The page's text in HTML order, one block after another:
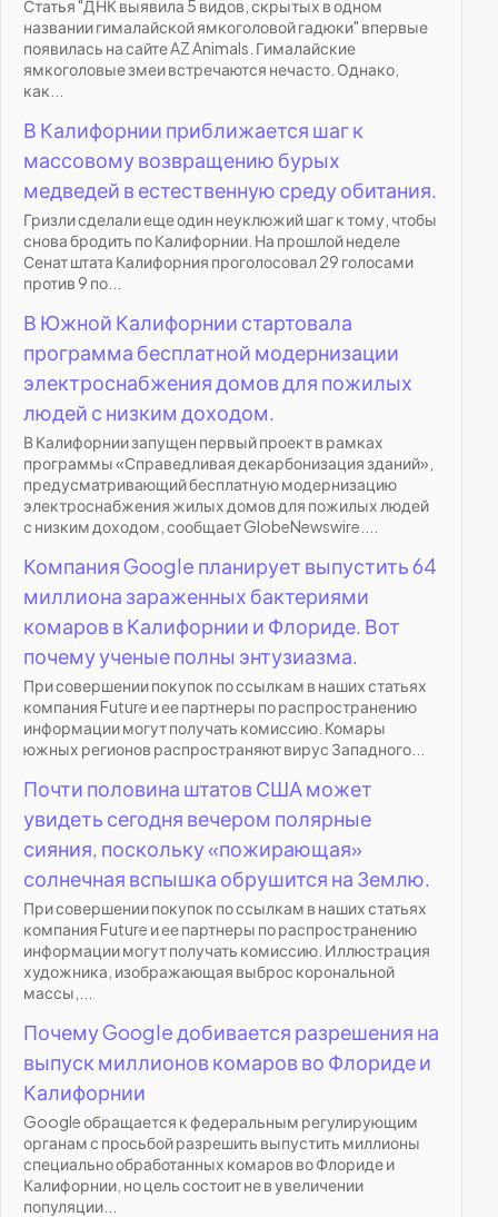
Статья "ДНК выявила 5 видов, скрытых в одном
названии гималайской ямкоголовой гадюки" впервые
появилась на сайте AZ Animals. Гималайские
ямкоголовые змеи встречаются нечасто. Однако,
как...
В Калифорнии приближается шаг к
массовому возвращению бурых
медведей в естественную среду обитания.
Гризли сделали еще один неуклюжий шаг к тому, чтобы
снова бродить по Калифорнии. На прошлой неделе
Сенат штата Калифорния проголосовал 29 голосами
против 9 по...
В Южной Калифорнии стартовала
программа бесплатной модернизации
электроснабжения домов для пожилых
людей с низким доходом.
В Калифорнии запущен первый проект в рамках
программы «Справедливая декарбонизация зданий»,
предусматривающий бесплатную модернизацию
электроснабжения жилых домов для пожилых людей
с низким доходом, сообщает GlobeNewswire....
Компания Google планирует выпустить 64
миллиона зараженных бактериями
комаров в Калифорнии и Флориде. Вот
почему ученые полны энтузиазма.
При совершении покупок по ссылкам в наших статьях
компания Future и ее партнеры по распространению
информации могут получать комиссию. Комары
южных регионов распространяют вирус Западного...
Почти половина штатов США может
увидеть сегодня вечером полярные
сияния, поскольку «пожирающая»
солнечная вспышка обрушится на Землю.
При совершении покупок по ссылкам в наших статьях
компания Future и ее партнеры по распространению
информации могут получать комиссию. Иллюстрация
художника, изображающая выброс корональной
массы,...
Почему Google добивается разрешения на
выпуск миллионов комаров во Флориде и
Калифорнии
Google обращается к федеральным регулирующим
органам с просьбой разрешить выпустить миллионы
специально обработанных комаров во Флориде и
Калифорнии, но цель состоит не в увеличении
популяции...